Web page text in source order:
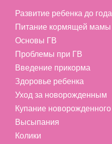
Развитие ребенка до года
Питание кормящей мамы
Основы ГВ
Проблемы при ГВ
Введение прикорма
Здоровье ребенка
Уход за новорожденным
Купание новорожденного
Высыпания
Колики